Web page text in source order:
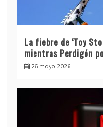
La fiebre de ‘Toy
mientras Perdigón
26 mayo 2026